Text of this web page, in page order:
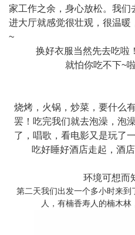
家工作之余，身心放松。我
进大厅就感觉很壮观，很温暖
~
换好衣服当然先去吃啦
就怕你吃不下~
烧烤，火锅，炒菜，要什么
罢！吃完我们就去泡澡，泡
了，唱歌，看电影又是玩了
吃好睡好酒店走起，酒
环境可想而
第二天我们出发一个多小时来
人，有楠香寿人的楠木林